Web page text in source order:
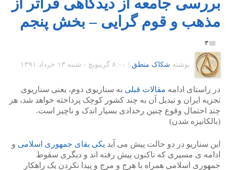
مذهب و قوم گرایی – بخش پنجم
۳
نوشته شکاک منطق ۸:۰۰ گرينويچ - شنبه ۱۳ خرداد ۱۳۹۱
در راستای ادامه مقالات قبلی به سناریوی دوم، یعنی سناریوی
تجزیه ایران و تبدیل آن به چند کشور کوچک پرداخته خواهد شد، هر
چند احتمال وقوع چنین رخدادی بسیار اندک و ناچیز است.
(بالکانیزه شدن)
این سناریو در دو حالت پیش می آید یکی بقای جمهوری اسلامی و
ادامه ی مسیری که تاکنون پیش رفته اند و دیگری سقوط
جمهوری اسلامی همراه با هرج و مرج و پیدا نکردن یک راهکار